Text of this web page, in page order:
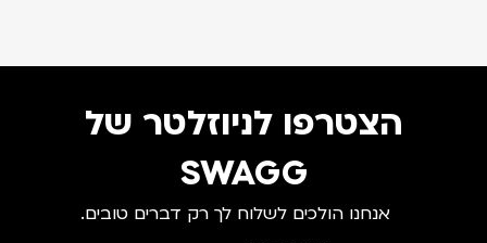
הצטרפו לניוזלטר של
SWAGG
אנחנו הולכים לשלוח לך רק דברים טובים.